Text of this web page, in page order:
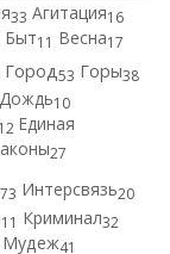
33 Агитация16
Быт11 Весна17
Город53 Горы38
Дождь10
12 Единая
27
Интерсвязь20
11 Криминал32
Мудеж41